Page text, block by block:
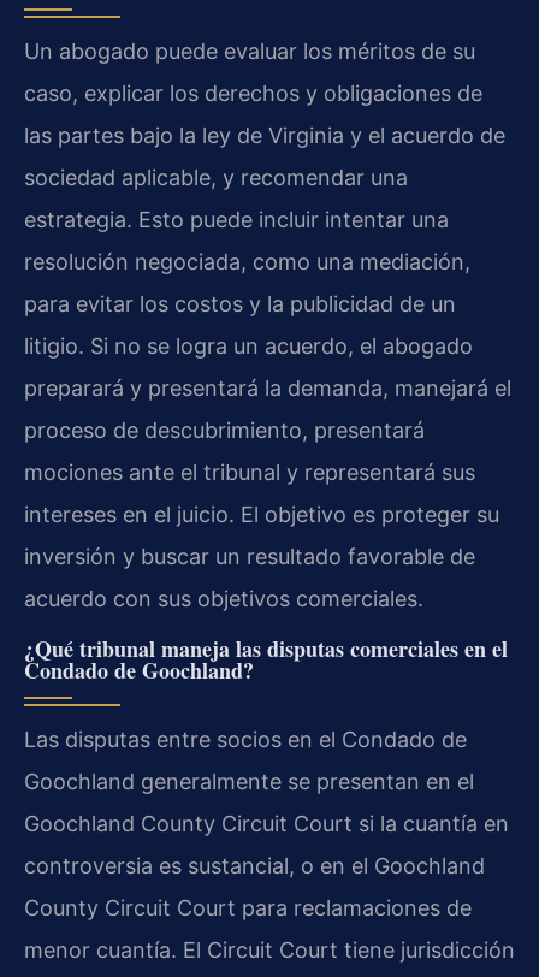
Un abogado puede evaluar los méritos de su
caso, explicar los derechos y obligaciones de
las partes bajo la ley de Virginia y el acuerdo de
sociedad aplicable, y recomendar una
estrategia. Esto puede incluir intentar una
resolución negociada, como una mediación,
para evitar los costos y la publicidad de un
litigio. Si no se logra un acuerdo, el abogado
preparará y presentará la demanda, manejará el
proceso de descubrimiento, presentará
mociones ante el tribunal y representará sus
intereses en el juicio. El objetivo es proteger su
inversión y buscar un resultado favorable de
acuerdo con sus objetivos comerciales.
¿Qué tribunal maneja las disputas comerciales en el
Condado de Goochland?
Las disputas entre socios en el Condado de
Goochland generalmente se presentan en el
Goochland County Circuit Court si la cuantía en
controversia es sustancial, o en el Goochland
County Circuit Court para reclamaciones de
menor cuantía. El Circuit Court tiene jurisdicción